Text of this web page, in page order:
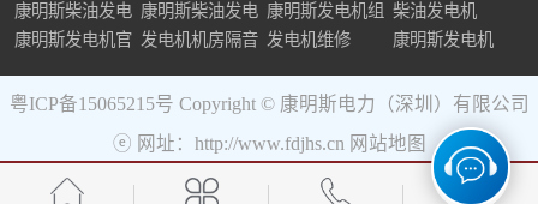
康明斯柴油发电
机组
康明斯柴油发电
机
康明斯发电机组 柴油发电机
康明斯发电机官 发电机机房隔音 发电机维修 康明斯发电机
粤ICP备15065215号 Copyright © 康明斯电力（深圳）有限公司
ⓔ 网址：http://www.fdjhs.cn 网站地图